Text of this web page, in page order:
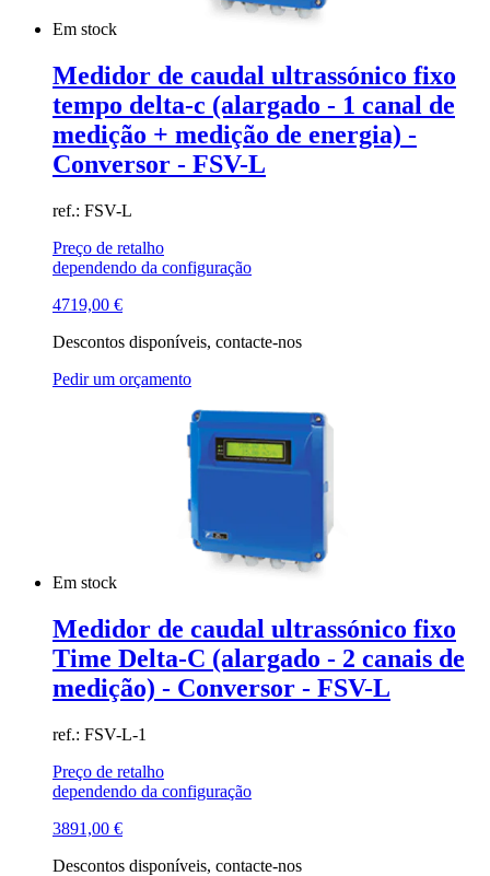
Em stock
Medidor de caudal ultrassónico fixo
tempo delta-c (alargado - 1 canal de
medição + medição de energia) -
Conversor - FSV-L
ref.: FSV-L
Preço de retalho
dependendo da configuração
4719,00 €
Descontos disponíveis, contacte-nos
Pedir um orçamento
Em stock
Medidor de caudal ultrassónico fixo
Time Delta-C (alargado - 2 canais de
medição) - Conversor - FSV-L
ref.: FSV-L-1
Preço de retalho
dependendo da configuração
3891,00 €
Descontos disponíveis, contacte-nos